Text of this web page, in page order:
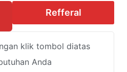
Refferal
klik tombol diatas
Anda